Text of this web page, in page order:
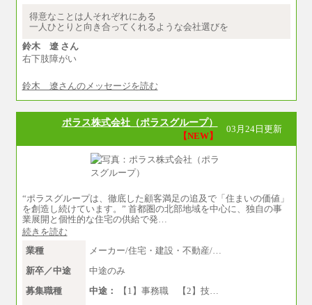
などを考慮して算定した調整手当を加算した額
※試用期間中も給与に変更はございません
得意なことは人それぞれにある
一人ひとりと向き合ってくれるような会社選びを
鈴木 遼 さん
右下肢障がい
鈴木 遼さんのメッセージを読む
ポラス株式会社（ポラスグループ）
【NEW】
03月24日更新
“ポラスグループは、徹底した顧客満足の追及で「住まいの価値」
を創造し続けています。” 首都圏の北部地域を中心に、独自の事
業展開と個性的な住宅の供給で発…
続きを読む
業種
メーカー/住宅・建設・不動産/…
新卒／中途
中途のみ
募集職種
中途：
【1】事務職 【2】技…